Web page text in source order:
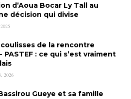
d’Aoua Bocar Ly Tall au
décision qui divise
coulisses de la rencontre
PASTEF : ce qui s’est vraiment
2026
Gueye et sa famille